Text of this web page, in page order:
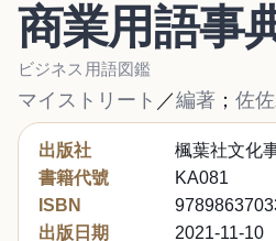
商業用語事
ビジネス用語図鑑
マイストリート ／編著 ； 佐
出版社
楓葉社文化
書籍代號
KA081
ISBN
出版日期
2021-11-10